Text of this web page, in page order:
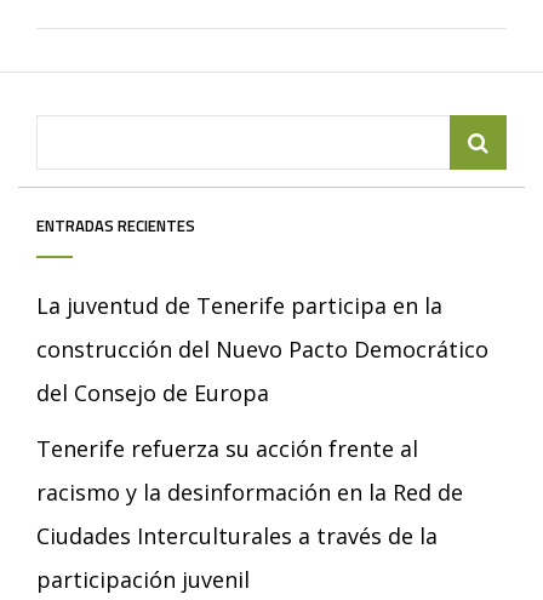
for:
ENTRADAS RECIENTES
La juventud de Tenerife participa en la
construcción del Nuevo Pacto Democrático
del Consejo de Europa
Tenerife refuerza su acción frente al
racismo y la desinformación en la Red de
Ciudades Interculturales a través de la
participación juvenil